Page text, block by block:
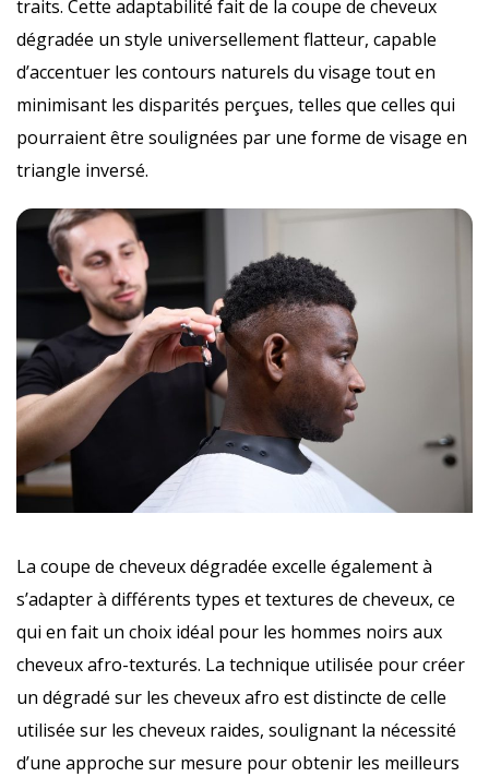
traits. Cette adaptabilité fait de la coupe de cheveux
dégradée un style universellement flatteur, capable
d’accentuer les contours naturels du visage tout en
minimisant les disparités perçues, telles que celles qui
pourraient être soulignées par une forme de visage en
triangle inversé.
La coupe de cheveux dégradée excelle également à
s’adapter à différents types et textures de cheveux, ce
qui en fait un choix idéal pour les hommes noirs aux
cheveux afro-texturés. La technique utilisée pour créer
un dégradé sur les cheveux afro est distincte de celle
utilisée sur les cheveux raides, soulignant la nécessité
d’une approche sur mesure pour obtenir les meilleurs